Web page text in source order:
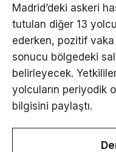
Madrid’deki askeri
tutulan diğer 13
ederken, pozitif
sonucu bölgedeki
belirleyecek.
yolcuların periyodik
bilgisini paylaştı.